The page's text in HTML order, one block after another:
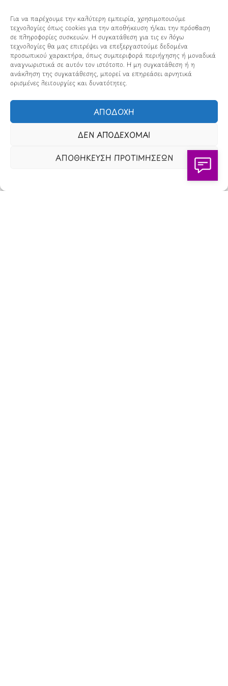
Για να παρέχουμε την καλύτερη εμπειρία, χρησιμοποιούμε
τεχνολογίες όπως cookies για την αποθήκευση ή/και την πρόσβαση
σε πληροφορίες συσκευών. Η συγκατάθεση για τις εν λόγω
τεχνολογίες θα μας επιτρέψει να επεξεργαστούμε δεδομένα
προσωπικού χαρακτήρα, όπως συμπεριφορά περιήγησης ή μοναδικά
αναγνωριστικά σε αυτόν τον ιστότοπο. Η μη συγκατάθεση ή η
ανάκληση της συγκατάθεσης, μπορεί να επηρεάσει αρνητικά
ορισμένες λειτουργίες και δυνατότητες.
ΑΠΟΔΟΧΗ
ΔΕΝ ΑΠΟΔΕΧΟΜΑΙ
ΑΠΟΘΗΚΕΥΣΗ ΠΡΟΤΙΜΗΣΕΩΝ
ModernaGynaika.gr Xristianika.gr
OikonomiaPlus.gr ZoumeKalytera.gr
Oikotropia.gr ZoumeSpiti.gr
Perepet.gr
Orama Group(Orama Group Μ.Ι.Κ.Ε.) |
Α.Φ.Μ. 801086294 – Δ.Ο.Υ. ΚΕΦΟΔΕ Αττικής | Γ.Ε.ΜΗ
148748903000 | Έδρα: Αθήνα, Ελλάδα |